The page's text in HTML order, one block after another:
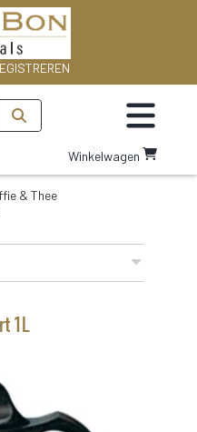
Zoeken Toggle
Ga
naar
Winkelwagen
& Thee
1L